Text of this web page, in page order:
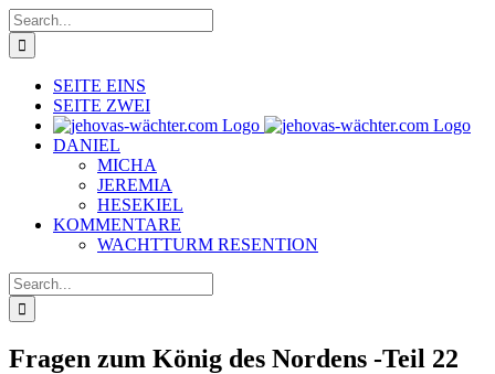
Skip
to
content
Search
for:
SEITE EINS
SEITE ZWEI
DANIEL
MICHA
JEREMIA
HESEKIEL
KOMMENTARE
WACHTTURM RESENTION
Search
for:
Fragen zum König des Nordens -Teil 22